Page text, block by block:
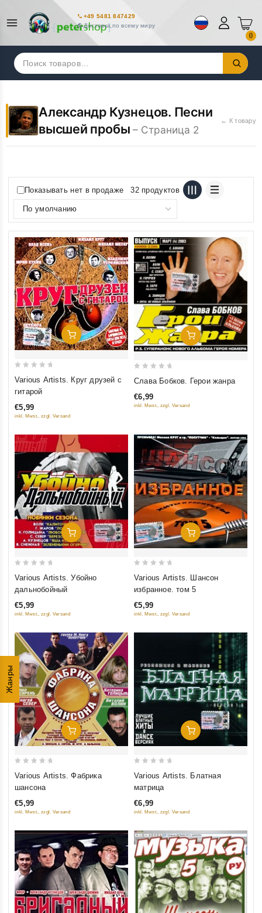
+49 5481 847429
Доставка по всему миру
0
Искать:
Жанры
Александр Кузнецов. Песни
высшей пробы – Страница 2
← К товару
Показывать нет в продаже 32 продуктов
Добавить В Корзину
5
Various Artists. Круг друзей с
гитарой
€5,99
inkl. Mwst., zzgl. Versand
Добавить В Корзину
of
Слава Бобков. Герои жанра
€6,99
inkl. Mwst., zzgl. Versand
Добавить В Корзину
5
Various Artists. Убойно
дальнобойный
€5,99
inkl. Mwst., zzgl. Versand
Добавить В Корзину
5
Various Artists. Шансон
избранное. том 5
€5,99
inkl. Mwst., zzgl. Versand
Добавить В Корзину
5
Various Artists. Фабрика
шансона
€5,99
inkl. Mwst., zzgl. Versand
Добавить В Корзину
5
Various Artists. Блатная
матрица
€6,99
inkl. Mwst., zzgl. Versand